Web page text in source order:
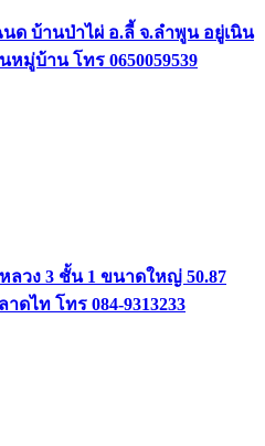
ด บ้านป่าไผ่ อ.ลี้ จ.ลำพูน อยู่เนิน
มู่บ้าน โทร 0650059539
วง 3 ชั้น 1 ขนาดใหญ่ 50.87
ดไท โทร 084-9313233